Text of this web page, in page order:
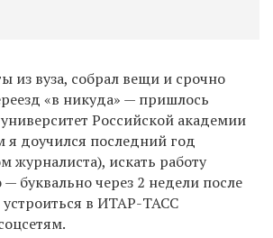
из вуза, собрал вещи и срочно
«в никуда» — пришлось
Российской академии
я доучился последний год
журналиста), искать работу
буквально через 2 недели после
устроиться в ИТАР-ТАСС